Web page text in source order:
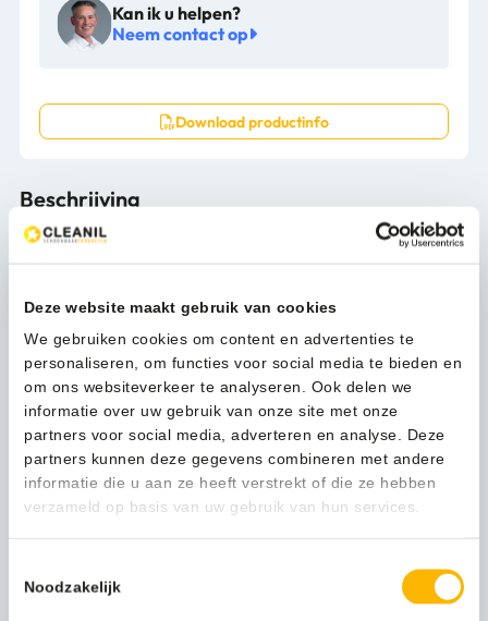
Deze website maakt gebruik van cookies
We gebruiken cookies om content en advertenties te
personaliseren, om functies voor social media te bieden en
om ons websiteverkeer te analyseren. Ook delen we
informatie over uw gebruik van onze site met onze
partners voor social media, adverteren en analyse. Deze
partners kunnen deze gegevens combineren met andere
informatie die u aan ze heeft verstrekt of die ze hebben
verzameld op basis van uw gebruik van hun services.
Noodzakelijk
Kan ik u helpen?
Neem contact op
Download productinfo
Beschrijving
Eenschijfsmachine met 2 snelheden
mogelijkheid
om te werken met 185 of 370 tpm, voor een eenvoudig,
efficiënt en
kosteneffectief onderhoud van nagenoeg alle harde
vloeren. Geschikt voor werkzaamheden als strippen en
schrobben en het hoogtoeren
sprayreinigen en opwrijven. Verbeterde ergonomie tijdens
gebruik, betere balans en gemakkelijk verplaatsen.
Verbeterde kenmerken zoals: kabelopberghaak,
asymmetrische motorkop is slechts 12 cm hoog om
zodoende ook onder meubilair en radiatoren te kunnen